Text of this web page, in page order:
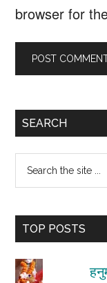
browser for
Primary
SEARCH
Search
the
site
...TOP POSTS